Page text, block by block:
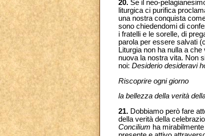
20. Se il neo-
liturgica ci purifica
una nostra conquista
sono chiedendomi di
i fratelli e le sorelle, di
parola per essere salvati
Liturgia non ha nulla a
nuova la nostra vita. Non
noi: Desiderio desideravi
Riscoprire ogni giorno
la bellezza della verità
21. Dobbiamo però fare
della verità della
Concilium ha